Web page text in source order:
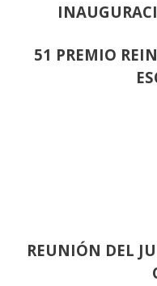
51 PREMIO
REUNIÓN DEL